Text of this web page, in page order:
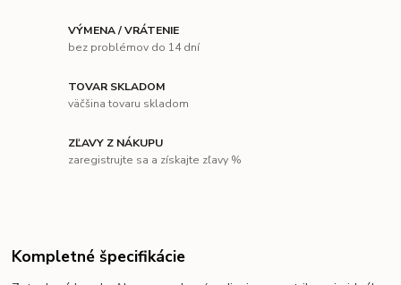
VÝMENA / VRÁTENIE
bez problémov do 14 dní
TOVAR SKLADOM
väčšina tovaru skladom
ZĽAVY Z NÁKUPU
zaregistrujte sa a získajte zľavy %
Kompletné špecifikácie